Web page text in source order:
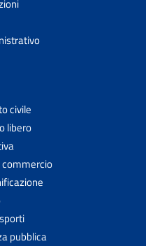
civile
libero
pubblica